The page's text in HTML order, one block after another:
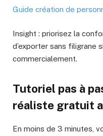
Guide création de
Insight : priorisez la
d’exporter sans filigrane
commercialement.
Tutoriel pas à
réaliste gratuit
En moins de 3 minutes,